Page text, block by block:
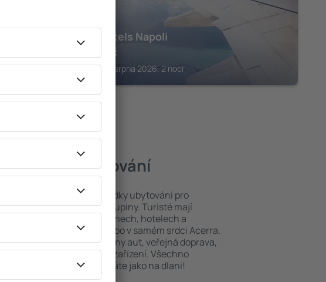
UNA Hotels Napoli
Kč
Neapol, 14 srpna 2026, 2 noci
nejlepší ubytování
vybrat ze široké nabídky ubytování pro
rodiny, seniory nebo skupiny. Turisté mají
v různých apartmánech, hotelech a
v poklidných oblastech nebo v samém srdci Acerra.
patří i nedaleké půjčovny aut, veřejná doprava,
restaurační a rekreační zařízení. Všechno
nezapomenutelný výlet máte jako na dlani!